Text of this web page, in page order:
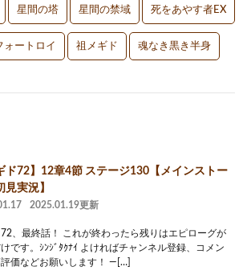
星間の塔 星間の禁域 死をあやす者EX
ォートロイ 祖メギド 魂なき黒き半身
ド72】12章4節 ステージ130【メインストー
見実況】
2025.01.19更新
72、最終話！ これが終わったら残りはエピローグが
です。ｼﾝｼﾞﾀｸﾅｲ よければチャンネル登録、コメン
評価などお願いします！ ―[…]